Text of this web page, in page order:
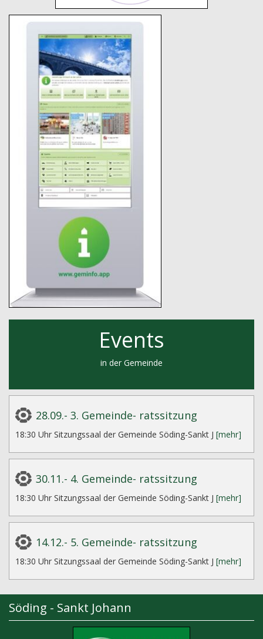
Events
in der Gemeinde
28.09.- 3. Gemeinde- ratssitzung
18:30 Uhr Sitzungssaal der Gemeinde Söding-Sankt J [mehr]
30.11.- 4. Gemeinde- ratssitzung
18:30 Uhr Sitzungssaal der Gemeinde Söding-Sankt J [mehr]
14.12.- 5. Gemeinde- ratssitzung
18:30 Uhr Sitzungssaal der Gemeinde Söding-Sankt J [mehr]
Söding - Sankt Johann